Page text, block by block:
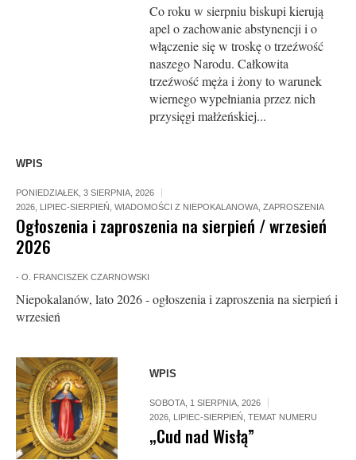
Co roku w sierpniu biskupi kierują
apel o zachowanie abstynencji i o
włączenie się w troskę o trzeźwość
naszego Narodu. Całkowita
trzeźwość męża i żony to warunek
wiernego wypełniania przez nich
przysięgi małżeńskiej...
WPIS
PONIEDZIAŁEK, 3 SIERPNIA, 2026
2026 LIPIEC-SIERPIEŃ WIADOMOŚCI Z NIEPOKALANOWA ZAPROSZENIA
Ogłoszenia i zaproszenia na sierpień / wrzesień
2026
- O. FRANCISZEK CZARNOWSKI
Niepokalanów, lato 2026 - ogłoszenia i zaproszenia na sierpień i
wrzesień
WPIS
SOBOTA, 1 SIERPNIA, 2026
2026 LIPIEC-SIERPIEŃ ,TEMAT NUMERU
„Cud nad Wisłą”